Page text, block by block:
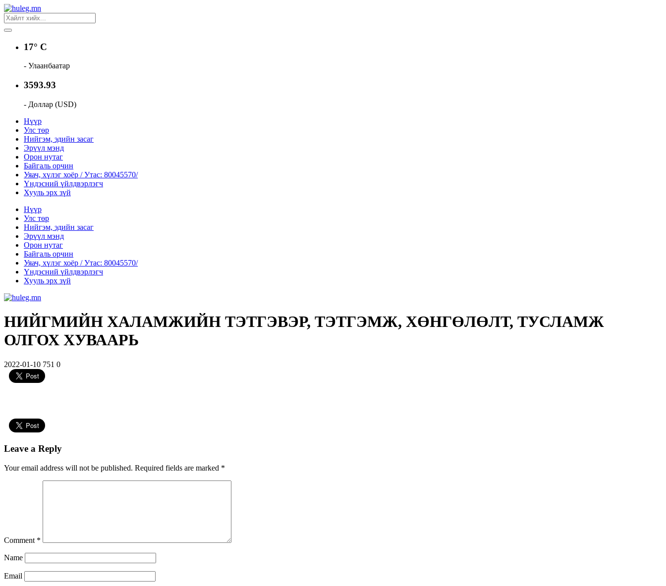
17° C
- Улаанбаатар
3593.93
- Доллар (USD)
Нүүр
Улс төр
Нийгэм, эдийн засаг
Эрүүл мэнд
Орон нутаг
Байгаль орчин
Уяач, хүлэг хоёр / Утас: 80045570/
Үндэсний үйлдвэрлэгч
Хууль эрх зүй
Нүүр
Улс төр
Нийгэм, эдийн засаг
Эрүүл мэнд
Орон нутаг
Байгаль орчин
Уяач, хүлэг хоёр / Утас: 80045570/
Үндэсний үйлдвэрлэгч
Хууль эрх зүй
НИЙГМИЙН ХАЛАМЖИЙН ТЭТГЭВЭР, ТЭТГЭМЖ, ХӨНГӨЛӨЛТ, ТУСЛАМЖ
ОЛГОХ ХУВААРЬ
2022-01-10 751 0
Leave a Reply
Your email address will not be published. Required fields are marked *
Comment *
Name
Email